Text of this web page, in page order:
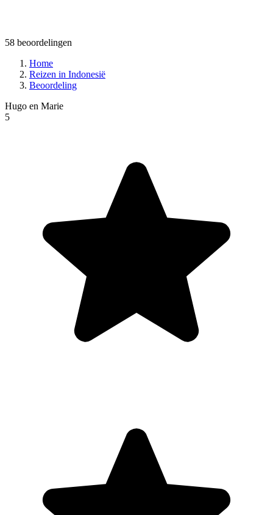
58 beoordelingen
Home
Reizen in Indonesië
Beoordeling
Hugo en Marie
5